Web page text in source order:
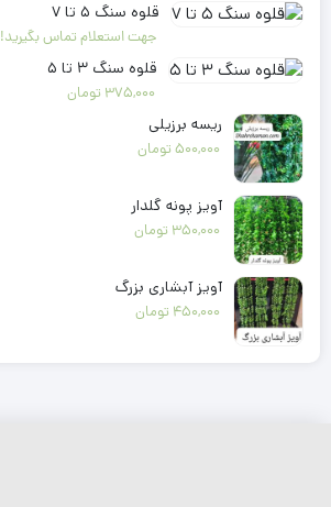
قلوه سنگ ۵ تا ۷
جهت استعلام تماس بگیرید!
قلوه سنگ ۳ تا ۵
375,000 تومان
ریسه برزیلی
500,000 تومان
آویز پونه گلدار
350,000 تومان
آویز آبشاری بزرگ
450,000 تومان